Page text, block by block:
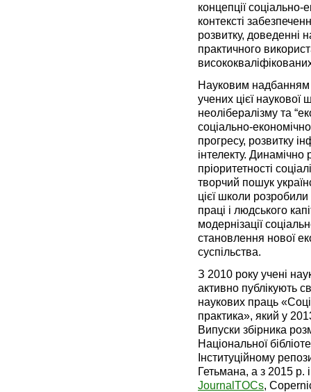
концепції соціально-
контексті
розвитку, доведенні
практичного
Науковим надбанням
учених цієї наукової
неолібералізму та
соціально-
прогресу, розвитку
інтелекту.
пріоритетності
творчий пошук
цієї школи
праці і людського
модернізації
становлення нової
суспільства.
З 2010 року учені
активно публікують
наукових праць
практика», який у
Випуски збірника
Національної
Інституційному
Гетьмана, а з 2015 р.
JournalTOCs,